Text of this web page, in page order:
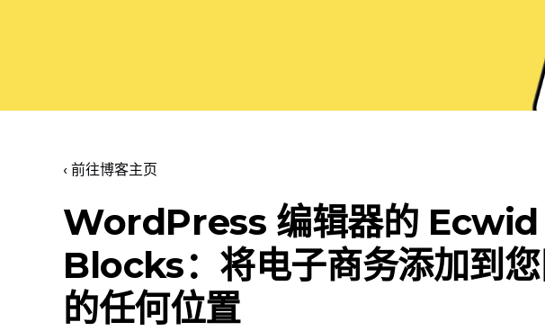
‹ 前往博客主页
WordPress 编辑器的 Ecwid
Blocks：将电子商务添加到
的任何位置